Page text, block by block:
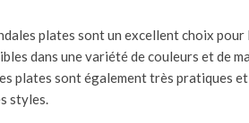
plates sont un excellent choix
dans une variété de couleurs et de
plates sont également très pratiques
styles.